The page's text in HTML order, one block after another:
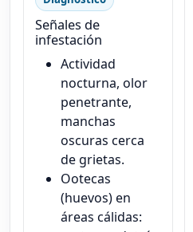
Señales de
infestación
Actividad
nocturna, olor
penetrante,
manchas
oscuras cerca
de grietas.
Ootecas
(huevos) en
áreas cálidas: